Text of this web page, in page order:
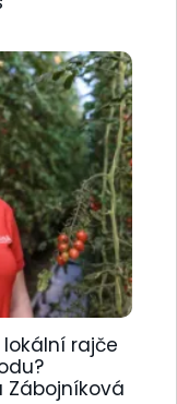
rajče
Zábojníková